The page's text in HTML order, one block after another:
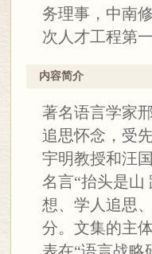
务理事，中南
次人才工程第
内容简介
著名语言学家
追思怀念，受
宇明教授和汪
名言“抬头是山
想、学人追思
分。文集的主